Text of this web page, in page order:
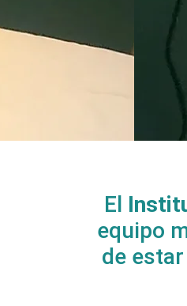
El
equipo
de